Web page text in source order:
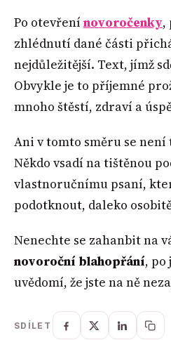
Po otevření novoročenky,
zhlédnutí dané části
nejdůležitější. Text, jímž
Obvykle je to příjemné
mnoho štěstí, zdraví a
Ani v tomto směru se není
Někdo vsadí na tištěnou
vlastnoručnímu psaní,
podotknout, daleko
Nenechte se zahanbit na
novoroční blahopřání, po
uvědomí, že jste na ně
SDÍLET